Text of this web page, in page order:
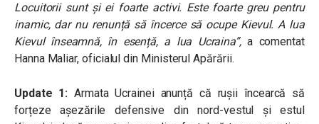
Locuitorii sunt și ei foarte activi. Este foarte greu pentru
inamic, dar nu renunță să încerce să ocupe Kievul. A lua
Kievul înseamnă, în esență, a lua Ucraina”, a comentat
Hanna Maliar, oficialul din Ministerul Apărării.
Update 1: Armata Ucrainei anunță că rușii încearcă să
forțeze așezările defensive din nord-vestul și estul